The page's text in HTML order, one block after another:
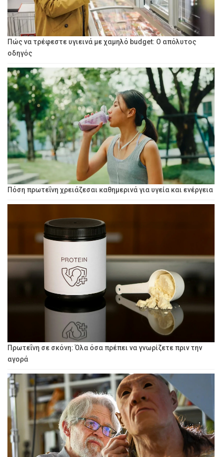
Πώς να τρέφεστε υγιεινά με χαμηλό budget: Ο απόλυτος
οδηγός
Πόση πρωτεΐνη χρειάζεσαι καθημερινά για υγεία και ενέργεια
Πρωτεΐνη σε σκόνη: Όλα όσα πρέπει να γνωρίζετε πριν την
αγορά